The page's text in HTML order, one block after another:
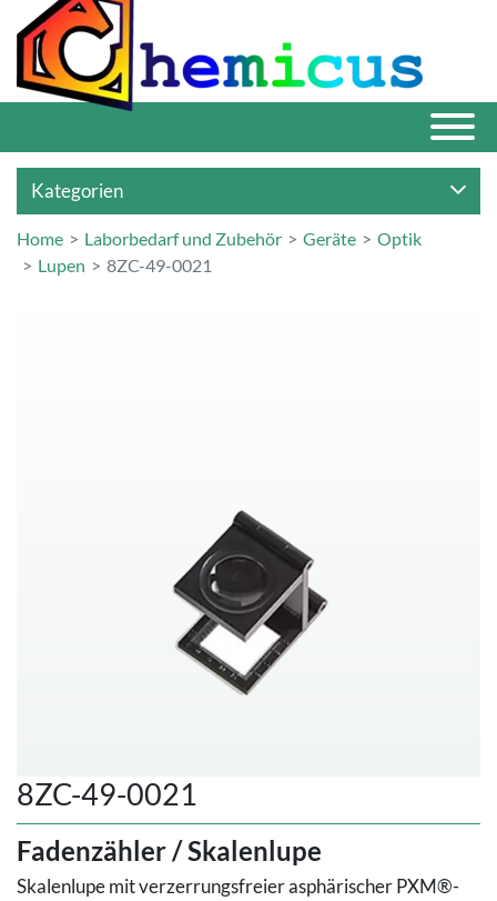
Kategorien
Home Laborbedarf und Zubehör Geräte
Optik
Lupen
8ZC-49-0021
8ZC-49-0021
Fadenzähler / Skalenlupe
Skalenlupe mit verzerrungsfreier asphärischer PXM®-